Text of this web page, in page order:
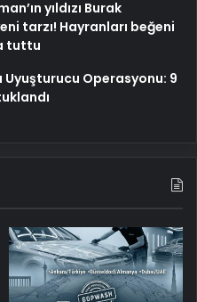
yıldızı Burak
tarzı! Hayranları beğeni
tuttu
Uyuşturucu Operasyonu: 9